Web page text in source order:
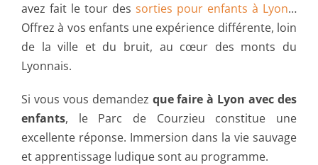
avez fait le tour des sorties pour enfants à Lyon…
Offrez à vos enfants une expérience différente, loin
de la ville et du bruit, au cœur des monts du
Lyonnais.
Si vous vous demandez que faire à Lyon avec des
enfants, le Parc de Courzieu constitue une
excellente réponse. Immersion dans la vie sauvage
et apprentissage ludique sont au programme.